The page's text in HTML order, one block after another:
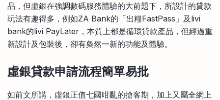
品，但虛銀在強調數碼服務體驗的大前題下，所設計的貸款
玩法有趣得多，例如ZA Bank的「出糧FastPass」及livi
bank的livi PayLater，本質上都是循環貸款產品，但經過重
新設計及包裝後，卻有奐然一新的功能及體驗。
虛銀貸款申請流程簡單易批
如前文所講，虛銀正值七國咁亂的搶客期，加上又屬全網上